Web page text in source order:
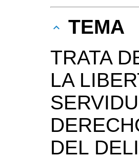
TEMA
TRATA
LA
DEL